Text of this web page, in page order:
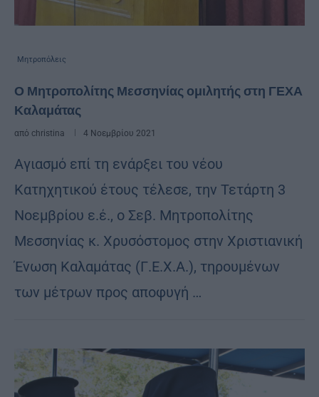
Μητροπόλεις
Ο Μητροπολίτης Μεσσηνίας ομιλητής στη ΓΕΧΑ
Καλαμάτας
από christina 4 Νοεμβρίου 2021
Αγιασμό επί τη ενάρξει του νέου
Κατηχητικού έτους τέλεσε, την Τετάρτη 3
Νοεμβρίου ε.έ., ο Σεβ. Μητροπολίτης
Μεσσηνίας κ. Χρυσόστομος στην Χριστιανική
Ένωση Καλαμάτας (Γ.Ε.Χ.Α.), τηρουμένων
των μέτρων προς αποφυγή …